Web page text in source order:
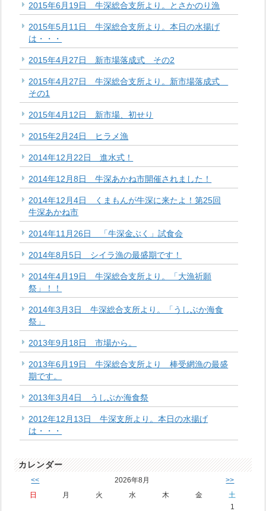
2015年6月19日 牛深総合支所より。とさかのり漁
2015年5月11日 牛深総合支所より。本日の水揚げ
は・・・
2015年4月27日 新市場落成式 その2
2015年4月27日 牛深総合支所より。新市場落成式
その1
2015年4月12日 新市場、初せり
2015年2月24日 ヒラメ漁
2014年12月22日 進水式！
2014年12月8日 牛深あかね市開催されました！
2014年12月4日 くまもんが牛深に来たよ！第25回
牛深あかね市
2014年11月26日 「牛深金ぶく」試食会
2014年8月5日 シイラ漁の最盛期です！
2014年4月19日 牛深総合支所より。「大漁祈願
祭」！！
2014年3月3日 牛深総合支所より。「うしぶか海食
祭」
2013年9月18日 市場から。
2013年6月19日 牛深総合支所より 棒受網漁の最盛
期です。
2013年3月4日 うしぶか海食祭
2012年12月13日 牛深支所より。本日の水揚げ
は・・・
カレンダー
<< 2026年8月 >>
日 月 火 水 木 金
土
1